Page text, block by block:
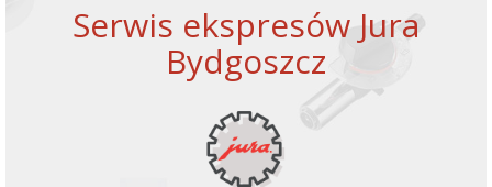
Serwis ekspresów Jura
Bydgoszcz